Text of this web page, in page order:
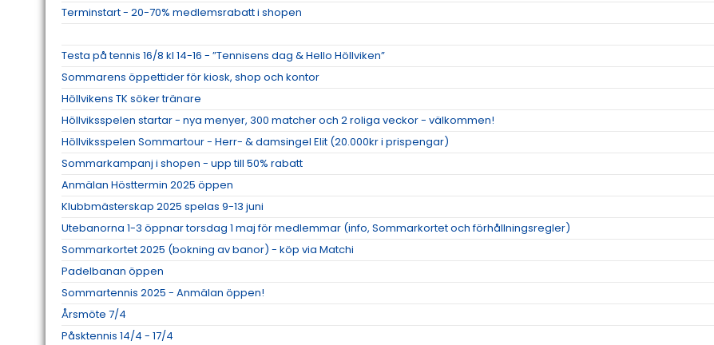
Terminstart - 20-70% medlemsrabatt i shopen
Testa på tennis 16/8 kl 14-16 - ”Tennisens dag & Hello Höllviken”
Sommarens öppettider för kiosk, shop och kontor
Höllvikens TK söker tränare
Höllviksspelen startar - nya menyer, 300 matcher och 2 roliga veckor - välkommen!
Höllviksspelen Sommartour - Herr- & damsingel Elit (20.000kr i prispengar)
Sommarkampanj i shopen - upp till 50% rabatt
Anmälan Hösttermin 2025 öppen
Klubbmästerskap 2025 spelas 9-13 juni
Utebanorna 1-3 öppnar torsdag 1 maj för medlemmar (info, Sommarkortet och förhållningsregler)
Sommarkortet 2025 (bokning av banor) - köp via Matchi
Padelbanan öppen
Sommartennis 2025 - Anmälan öppen!
Årsmöte 7/4
Påsktennis 14/4 - 17/4